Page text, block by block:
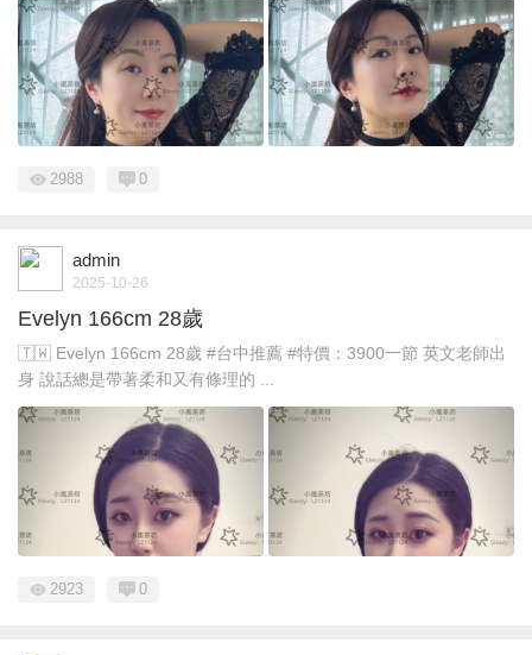
2988 0
admin
2025-10-26
Evelyn 166cm 28歲
🇹🇼 Evelyn 166cm 28歲 #台中推薦 #特價：3900一節 英文老師出
身 說話總是帶著柔和又有條理的 ...
2923 0